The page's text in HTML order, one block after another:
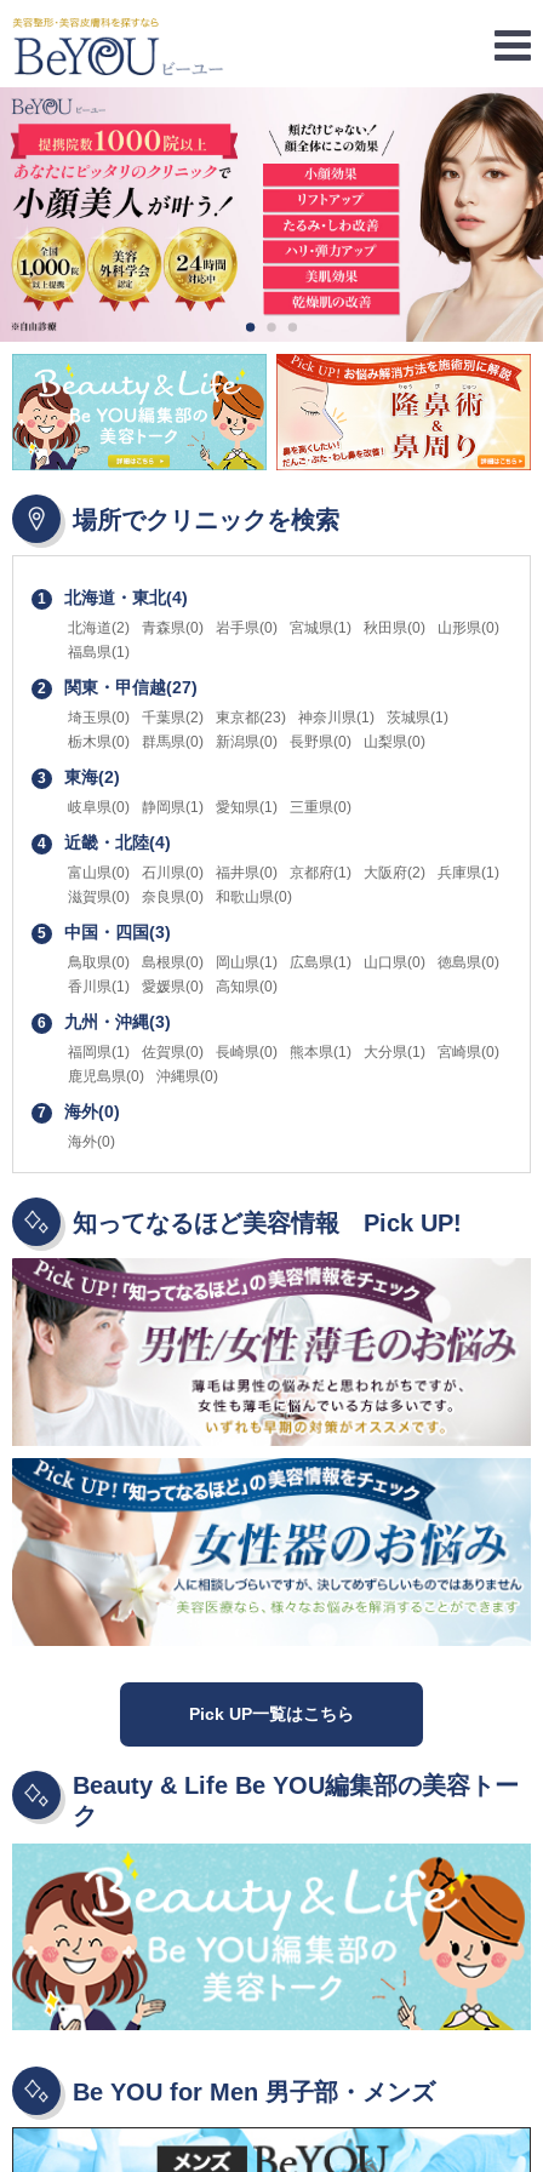
場所でクリニックを検索
1 北海道・東北(4)
北海道(2) 青森県(0) 岩手県(0) 宮城県(1) 秋田県(0)
山形県(0)
福島県(1)
2 関東・甲信越(27)
埼玉県(0) 千葉県(2) 東京都(23) 神奈川県(1)
茨城県(1)
栃木県(0)
群馬県(0) 新潟県(0) 長野県(0) 山梨県(0)
3 東海(2)
岐阜県(0) 静岡県(1) 愛知県(1) 三重県(0)
4 近畿・北陸(4)
富山県(0) 石川県(0) 福井県(0) 京都府(1) 大阪府(2)
兵庫県(1)
滋賀県(0)
奈良県(0) 和歌山県(0)
5 中国・四国(3)
鳥取県(0) 島根県(0) 岡山県(1) 広島県(1) 山口県(0)
徳島県(0)
香川県(1)
愛媛県(0) 高知県(0)
6 九州・沖縄(3)
福岡県(1) 佐賀県(0) 長崎県(0) 熊本県(1) 大分県(1)
宮崎県(0)
鹿児島県(0)
沖縄県(0)
7 海外(0)
海外(0)
知ってなるほど美容情報 Pick UP!
Pick UP一覧はこちら
Beauty & Life Be YOU編集部の美容トー
ク
Be YOU for Men 男子部・メンズ